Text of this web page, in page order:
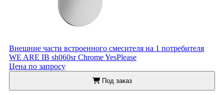
Внешние части встроенного смесителя на 1 потребителя
WE ARE IB sh060sr Chrome YesPlease
Цена по запросу
Под заказ